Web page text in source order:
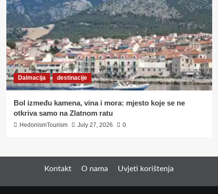
Dalmacija destinacije
Bol između kamena, vina i mora: mjesto koje se ne
otkriva samo na Zlatnom ratu
HedonismTourism July 27, 2026 0
Kontakt O nama Uvjeti korištenja